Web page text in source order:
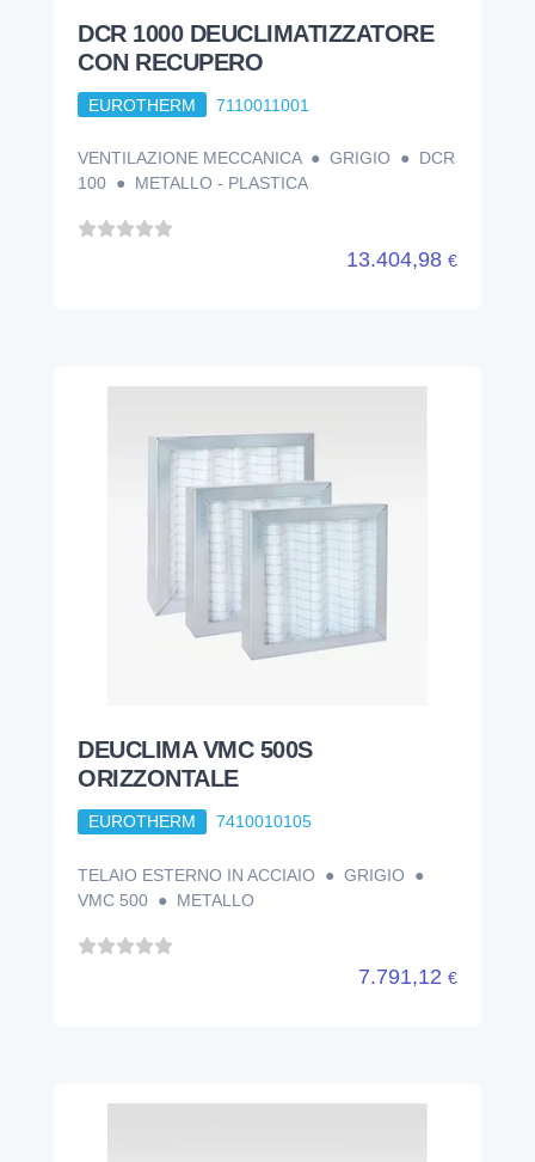
DCR 1000 DEUCLIMATIZZATORE
CON RECUPERO
EUROTHERM 7110011001
VENTILAZIONE MECCANICA ● GRIGIO ● DCR
100 ● METALLO - PLASTICA
13.404,98 €
DEUCLIMA VMC 500S
ORIZZONTALE
EUROTHERM 7410010105
TELAIO ESTERNO IN ACCIAIO ● GRIGIO ●
VMC 500 ● METALLO
7.791,12 €